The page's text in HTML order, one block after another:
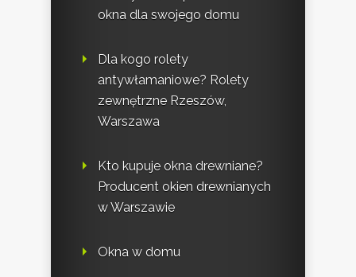
okna dla swojego domu
Dla kogo rolety
antywłamaniowe? Rolety
zewnętrzne Rzeszów,
Warszawa
Kto kupuje okna drewniane?
Producent okien drewnianych
w Warszawie
Okna w domu